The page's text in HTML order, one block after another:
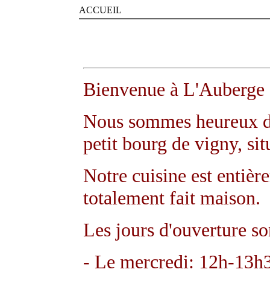
ACCUEIL
Bienvenue à
Nous sommes heureux
petit bourg de vigny,
Notre cuisine est
totalement fait maison.
Les jours d'ouverture
- Le mercredi: 12h-